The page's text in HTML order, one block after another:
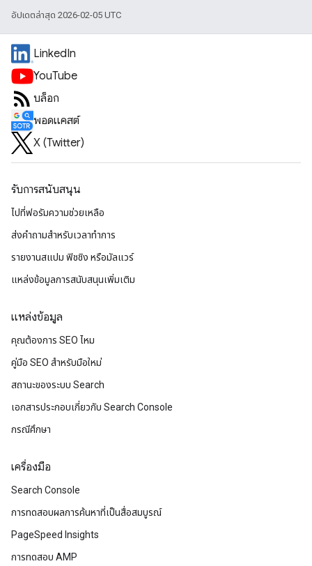
อัปเดตล่าสุด 2026-02-05 UTC
LinkedIn
YouTube
บล็อก
พอดแคสต์
X (Twitter)
รับการสนับสนุน
ไปที่ฟอรัมความช่วยเหลือ
ส่งคำถามสำหรับเวลาทำการ
รายงานสแปม ฟิชชิง หรือมัลแวร์
แหล่งข้อมูลการสนับสนุนเพิ่มเติม
แหล่งข้อมูล
คุณต้องการ SEO ไหม
คู่มือ SEO สำหรับมือใหม่
สถานะของระบบ Search
เอกสารประกอบเกี่ยวกับ Search Console
กรณีศึกษา
เครื่องมือ
Search Console
การทดสอบผลการค้นหาที่เป็นสื่อสมบูรณ์
PageSpeed Insights
การทดสอบ AMP